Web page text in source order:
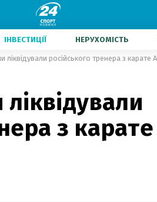
ІНВЕСТИЦІЇ НЕРУХОМІСТЬ
ліквідували російського тренера з карате
ліквідували
з